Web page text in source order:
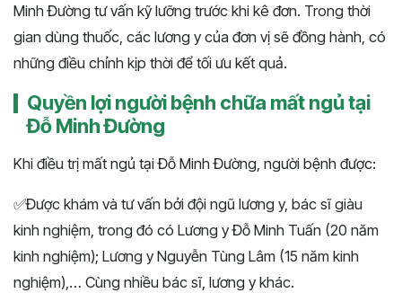
Minh Đường tư vấn kỹ lưỡng trước khi kê đơn. Trong thời
gian dùng thuốc, các lương y của đơn vị sẽ đồng hành, có
những điều chỉnh kịp thời để tối ưu kết quả.
Quyền lợi người bệnh chữa mất ngủ tại
Đỗ Minh Đường
Khi điều trị mất ngủ tại Đỗ Minh Đường, người bệnh được:
✅Được khám và tư vấn bởi đội ngũ lương y, bác sĩ giàu
kinh nghiệm, trong đó có Lương y Đỗ Minh Tuấn (20 năm
kinh nghiệm); Lương y Nguyễn Tùng Lâm (15 năm kinh
nghiệm),… Cùng nhiều bác sĩ, lương y khác.